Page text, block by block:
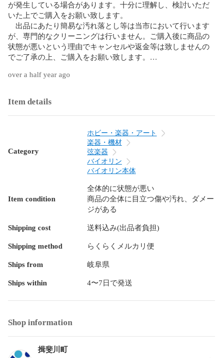
が発生している場合があります。十分に理解し、検討いただ
いた上でご購入をお願い致します。
出品にあたり簡易な汚れ落とし等は当市において行います
が、専門的なクリーニングは行いません。ご購入後に商品の
状態が悪いという理由でキャンセルや返金等は致しませんの
でご了承の上、ご購入をお願い致します。
●商品梱包
再利用させて頂く場合がありますのでご了承ください。
●商品発送時期
注文確定後、5開庁日以内をめどに発送いたします。
ただし、祝日や業務の都合により遅れる場合がありますの
で、ご了承ください。
商品到着から5日以内にご連絡の上、着払いでご返送くださ
なお、商品の性質上、代替品はご用意できませんので、破
損して届いたような場合は、キャンセルとさせていただきま
す。
over a half year ago
Item details
Category
ホビー・楽器・アート
楽器・機材
弦楽器
バイオリン
バイオリン本体
Item condition
全体的に状態が悪い
商品の全体に目立つ傷や汚れ、ダメー
ジがある
Shipping cost 送料込み(出品者負担)
Shipping method らくらくメルカリ便
Ships from 岐阜県
Ships within 4〜7日で発送
Shop information
揖斐川町